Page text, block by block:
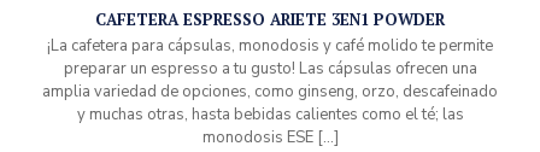
CAFETERA ESPRESSO ARIETE 3EN1 POWDER
¡La cafetera para cápsulas, monodosis y café molido te permite
preparar un espresso a tu gusto! Las cápsulas ofrecen una
amplia variedad de opciones, como ginseng, orzo, descafeinado
y muchas otras, hasta bebidas calientes como el té; las
monodosis ESE[…]